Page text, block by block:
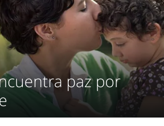
paz por